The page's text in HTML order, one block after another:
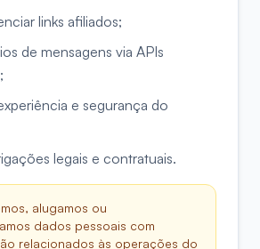
links afiliados;
de mensagens via APIs
e segurança do
legais e contratuais.
alugamos ou
dados pessoais com
relacionados às operações do